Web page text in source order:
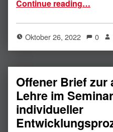
Continue reading…
Oktober 26, 2022 0
Offener Brief zur
Lehre im
individueller